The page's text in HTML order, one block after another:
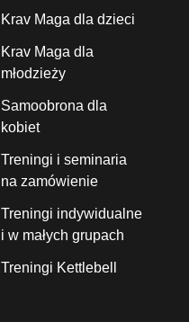
Krav Maga dla dzieci
Krav Maga dla
młodzieży
Samoobrona dla
kobiet
Treningi i seminaria
na zamówienie
Treningi indywidualne
i w małych grupach
Treningi Kettlebell